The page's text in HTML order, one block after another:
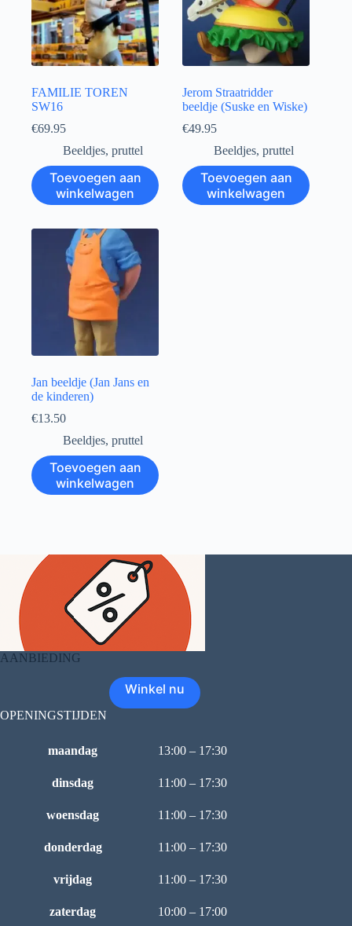
FAMILIE TOREN
SW16
€69.95
Beeldjes, pruttel
Toevoegen aan
winkelwagen
Jerom Straatridder
beeldje (Suske en Wiske)
€49.95
Beeldjes,pruttel
Toevoegen aan
winkelwagen
Jan beeldje (Jan Jans en
de kinderen)
€13.50
Beeldjes, pruttel
Toevoegen aan
winkelwagen
AANBIEDING
Winkel nu
OPENINGSTIJDEN
maandag 13:00 – 17:30
dinsdag 11:00 – 17:30
woensdag 11:00 – 17:30
donderdag 11:00 – 17:30
vrijdag 11:00 – 17:30
zaterdag 10:00 – 17:00